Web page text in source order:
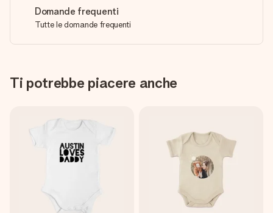
Domande frequenti
Tutte le domande frequenti
Ti potrebbe piacere anche